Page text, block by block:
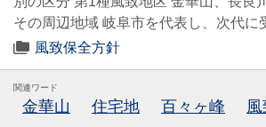
その周辺地域 岐阜市を代表し、次代
風致保全方針
関連ワード
金華山 住宅地 百々ヶ峰